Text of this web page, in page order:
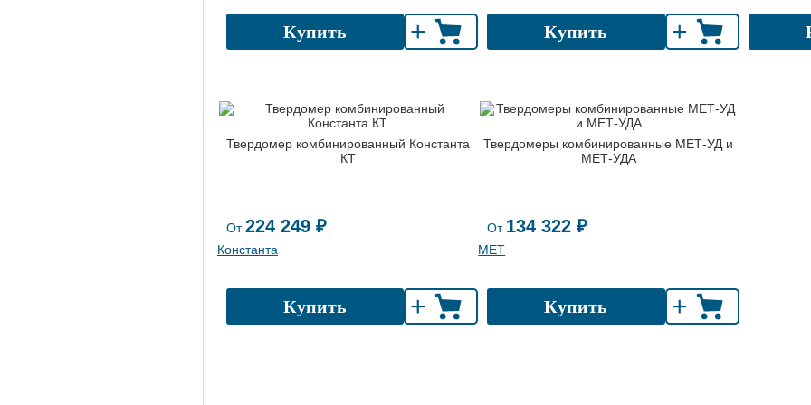
Купить + Купить +
Твердомер комбинированный Константа
КТ
От224 249 ₽
Константа
Купить +
Твердомеры комбинированные МЕТ-УД и
МЕТ-УДА
От 134 322 ₽
МЕТ
Купить +